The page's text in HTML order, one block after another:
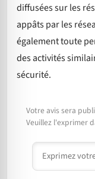
diffusées sur les
appâts par les
également toute
des activités
sécurité.
Votre avis sera
Veuillez l'exprimer
Commentaire